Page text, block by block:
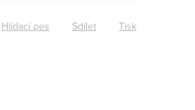
Tisk
Hlídací pes Sdílet